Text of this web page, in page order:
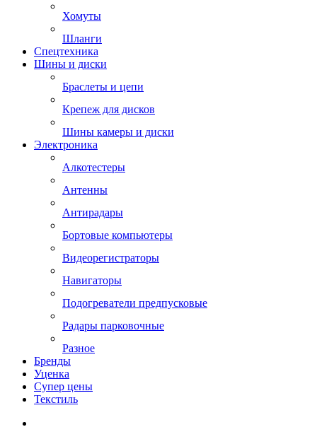
Хомуты
Шланги
Спецтехника
Шины и диски
Браслеты и цепи
Крепеж для дисков
Шины камеры и диски
Электроника
Алкотестеры
Антенны
Антирадары
Бортовые компьютеры
Видеорегистраторы
Навигаторы
Подогреватели предпусковые
Радары парковочные
Разное
Бренды
Уценка
Супер цены
Текстиль